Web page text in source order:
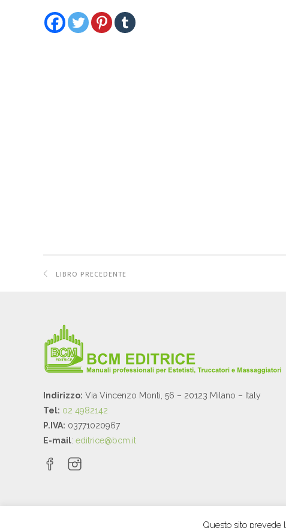
LIBRO PRECEDENTE
Indirizzo: Via Vincenzo Monti, 56 – 20123 Milano – Italy
Tel: 02 4982142
P.IVA: 03771020967
E-mail: editrice@bcm.it
Questo sito prevede